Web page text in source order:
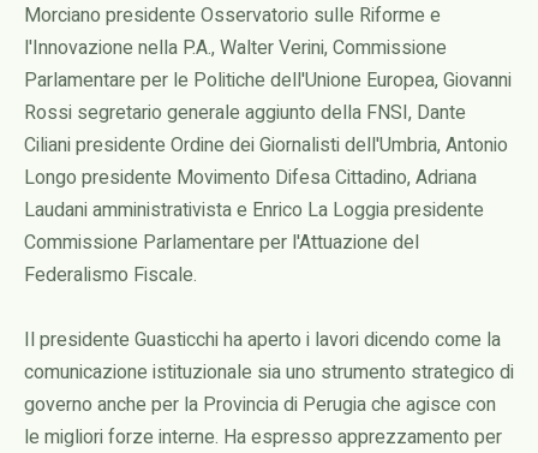
Morciano presidente Osservatorio sulle Riforme e
l'Innovazione nella P.A., Walter Verini, Commissione
Parlamentare per le Politiche dell'Unione Europea, Giovanni
Rossi segretario generale aggiunto della FNSI, Dante
Ciliani presidente Ordine dei Giornalisti dell'Umbria, Antonio
Longo presidente Movimento Difesa Cittadino, Adriana
Laudani amministrativista e Enrico La Loggia presidente
Commissione Parlamentare per l'Attuazione del
Federalismo Fiscale.
Il presidente Guasticchi ha aperto i lavori dicendo come la
comunicazione istituzionale sia uno strumento strategico di
governo anche per la Provincia di Perugia che agisce con
le migliori forze interne. Ha espresso apprezzamento per